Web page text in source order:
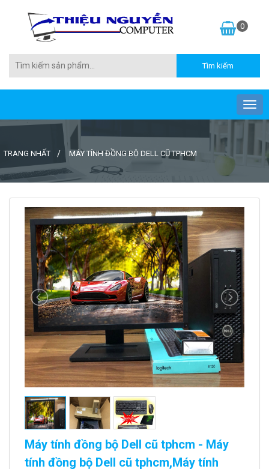
0
TRANG NHẤT MÁY TÍNH ĐỒNG BỘ DELL CŨ TPHCM
Máy tính đồng bộ Dell cũ tphcm - Máy
tính đồng bộ Dell cũ tphcm,Máy tính